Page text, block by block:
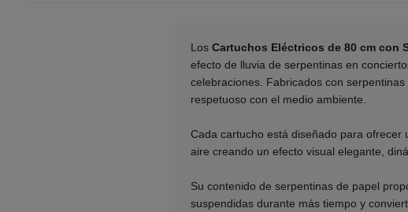
Los Cartuchos Eléctricos de 80 cm con
efecto de lluvia de serpentinas en
celebraciones. Fabricados con serpentinas
respetuoso con el medio ambiente.
Cada cartucho está diseñado para ofrecer
aire creando un efecto visual elegante,
Su contenido de serpentinas de papel
suspendidas durante más tiempo y